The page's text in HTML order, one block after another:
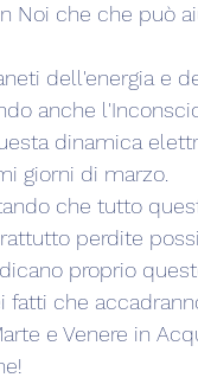
Noi che che può
dell'energia e
anche
dinamica
giorni di marzo.
che tutto
perdite
proprio
che
e Venere in